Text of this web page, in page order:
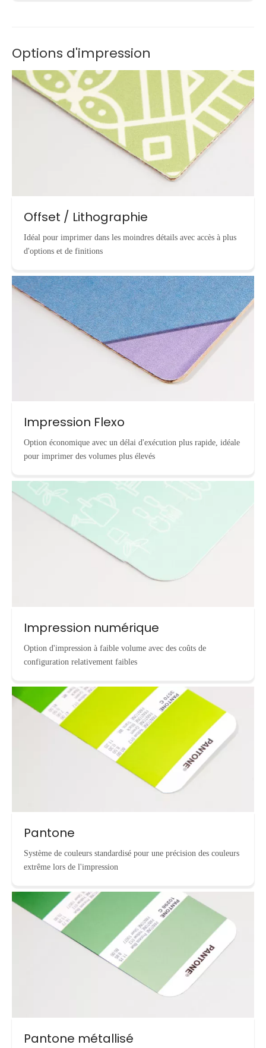
Options d'impression
Offset / Lithographie
Idéal pour imprimer dans les moindres détails avec accès à plus
d'options et de finitions
Impression Flexo
Option économique avec un délai d'exécution plus rapide, idéale
pour imprimer des volumes plus élevés
Impression numérique
Option d'impression à faible volume avec des coûts de
configuration relativement faibles
Pantone
Système de couleurs standardisé pour une précision des couleurs
extrême lors de l'impression
Pantone métallisé